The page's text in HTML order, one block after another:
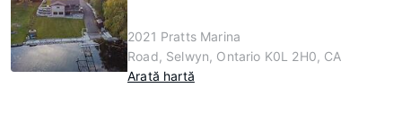
2021 Pratts Marina
Road, Selwyn, Ontario K0L 2H0, CA
Arată hartă